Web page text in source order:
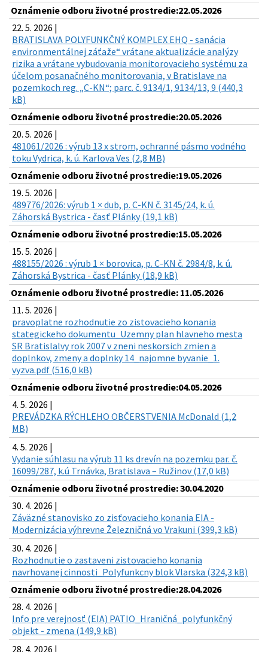
Oznámenie odboru životné prostredie:22.05.2026
22. 5. 2026 |
BRATISLAVA POLYFUNKČNÝ KOMPLEX EHQ - sanácia
environmentálnej záťaže“ vrátane aktualizácie analýzy
rizika a vrátane vybudovania monitorovacieho systému za
účelom posanačného monitorovania, v Bratislave na
pozemkoch reg. „C-KN“; parc. č. 9134/1, 9134/13, 9 (440,3
kB)
Oznámenie odboru životné prostredie:20.05.2026
20. 5. 2026 |
481061/2026 : výrub 13 x strom, ochranné pásmo vodného
toku Vydrica, k. ú. Karlova Ves (2,8 MB)
Oznámenie odboru životné prostredie:19.05.2026
19. 5. 2026 |
489776/2026: výrub 1 × dub, p. C-KN č. 3145/24, k. ú.
Záhorská Bystrica - časť Plánky (19,1 kB)
Oznámenie odboru životné prostredie:15.05.2026
15. 5. 2026 |
488155/2026 : výrub 1 × borovica, p. C-KN č. 2984/8, k. ú.
Záhorská Bystrica - časť Plánky (18,9 kB)
Oznámenie odboru životné prostredie: 11.05.2026
11. 5. 2026 |
pravoplatne rozhodnutie zo zistovacieho konania
stategickeho dokumentu_Uzemny plan hlavneho mesta
SR Bratislalvy rok 2007 v zneni neskorsich zmien a
doplnkov, zmeny a doplnky 14_najomne byvanie_1.
vyzva.pdf (516,0 kB)
Oznámenie odboru životné prostredie:04.05.2026
4. 5. 2026 |
PREVÁDZKA RÝCHLEHO OBČERSTVENIA McDonald (1,2
MB)
4. 5. 2026 |
Vydanie súhlasu na výrub 11 ks drevín na pozemku par. č.
16099/287, k.ú Trnávka, Bratislava – Ružinov (17,0 kB)
Oznámenie odboru životné prostredie: 30.04.2020
30. 4. 2026 |
Záväzné stanovisko zo zisťovacieho konania EIA -
Modernizácia výhrevne Železničná vo Vrakuni (399,3 kB)
30. 4. 2026 |
Rozhodnutie o zastaveni zistovacieho konania
navrhovanej cinnosti_Polyfunkcny blok Vlarska (324,3 kB)
Oznámenie odboru životné prostredie:28.04.2026
28. 4. 2026 |
Info pre verejnosť (EIA) PATIO_Hraničná_polyfunkčný
objekt - zmena (149,9 kB)
28. 4. 2026 |